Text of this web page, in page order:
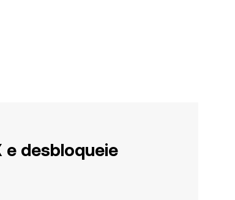
desbloqueie